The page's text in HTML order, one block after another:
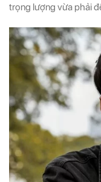
trọng lượng vừa phải